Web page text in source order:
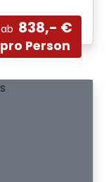
ab 838,- €
pro Person